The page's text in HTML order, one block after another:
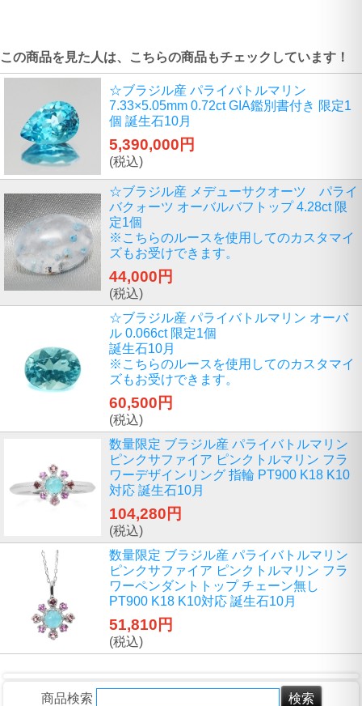
この商品を見た人は、こちらの商品もチェックしています！
☆ブラジル産 パライバトルマリン
7.33×5.05mm 0.72ct GIA鑑別書付き 限定1
個 誕生石10月
5,390,000円
(税込)
☆ブラジル産 メデューサクオーツ パライ
バクォーツ オーバルバフトップ 4.28ct 限
定1個
※こちらのルースを使用してのカスタマイ
ズもお受けできます。
44,000円
(税込)
☆ブラジル産 パライバトルマリン オーバ
ル 0.066ct 限定1個
誕生石10月
※こちらのルースを使用してのカスタマイ
ズもお受けできます。
60,500円
(税込)
数量限定 ブラジル産 パライバトルマリン
ピンクサファイア ピンクトルマリン フラ
ワーデザインリング 指輪 PT900 K18 K10
対応 誕生石10月
104,280円
(税込)
数量限定 ブラジル産 パライバトルマリン
ピンクサファイア ピンクトルマリン フラ
ワーペンダントトップ チェーン無し
PT900 K18 K10対応 誕生石10月
51,810円
(税込)
商品検索